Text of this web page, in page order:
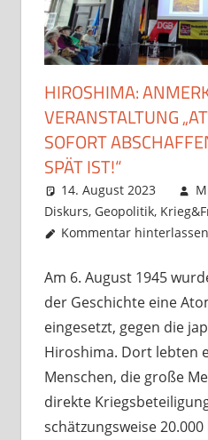
HIROSHIMA:
VERANSTALTUNG
SOFORT
SPÄT IST!“
14. August 2023
Diskurs, Geopolitik,
Kommentar hinterlassen
Am 6. August 1945
der Geschichte eine
eingesetzt, gegen die
Hiroshima. Dort lebten
Menschen, die große
direkte
schätzungsweise